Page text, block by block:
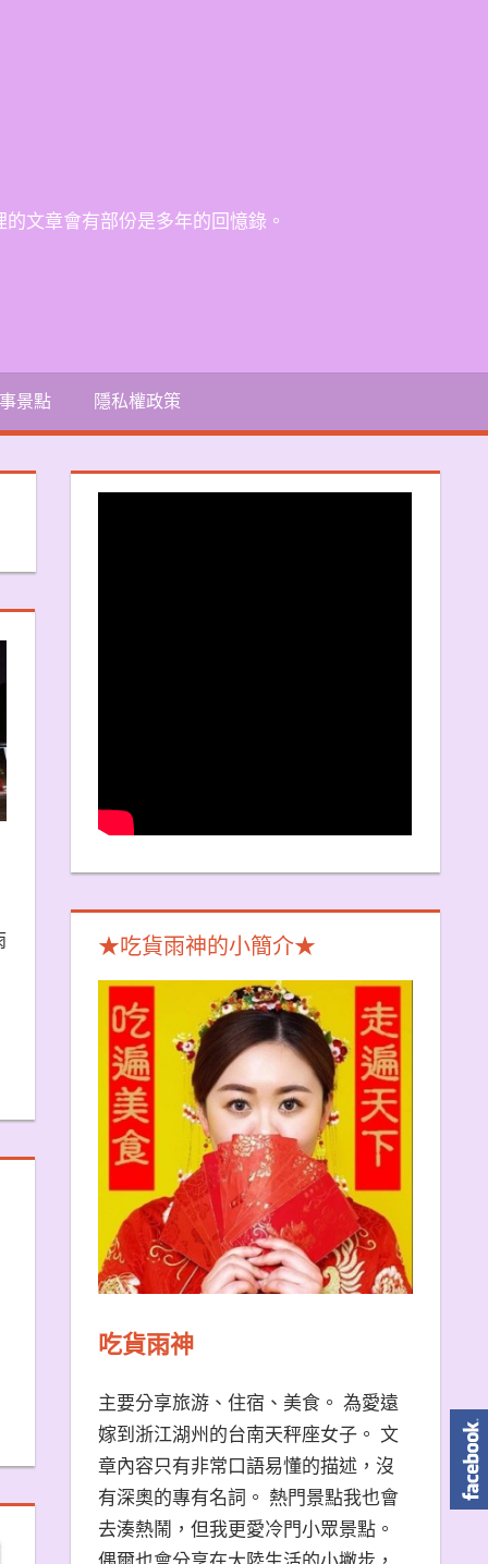
文章會有部份是多年的回憶錄。
景點 隱私權政策
★吃貨雨神的小簡介★
吃貨雨神
主要分享旅游、住宿、美食。 為愛遠
嫁到浙江湖州的台南天秤座女子。 文
章內容只有非常口語易懂的描述，沒
有深奧的專有名詞。 熱門景點我也會
去湊熱鬧，但我更愛冷門小眾景點。